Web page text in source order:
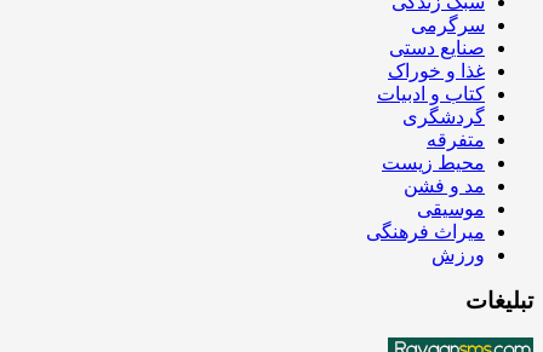
سرگرمی
صنایع دستی
غذا و خوراک
کتاب و ادبیات
گردشگری
متفرقه
محیط زیست
مد و فشن
موسیقی
میراث فرهنگی
ورزش
تبلیغات